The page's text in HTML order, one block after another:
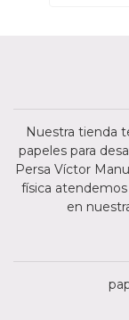
Nuestra tienda
papeles para
Persa Víctor
física
en